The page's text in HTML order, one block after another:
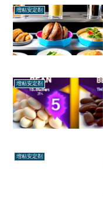
増粘安定剤
増粘安定剤
増粘安定剤